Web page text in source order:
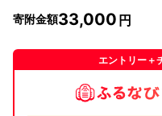
寄附金額33,000
エントリー＋